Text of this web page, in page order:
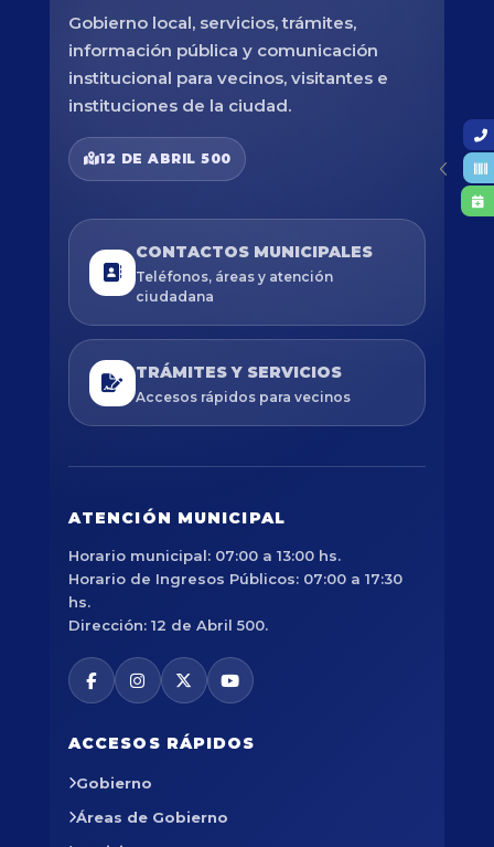
Gobierno local, servicios, trámites,
información pública y comunicación
institucional para vecinos, visitantes e
instituciones de la ciudad.
12 DE ABRIL 500
CONTACTOS MUNICIPALES
Teléfonos, áreas y atención
ciudadana
TRÁMITES Y SERVICIOS
Accesos rápidos para vecinos
ATENCIÓN MUNICIPAL
Horario municipal: 07:00 a 13:00 hs.
Horario de Ingresos Públicos: 07:00 a 17:30
hs.
Dirección: 12 de Abril 500.
ACCESOS RÁPIDOS
Gobierno
Áreas de Gobierno